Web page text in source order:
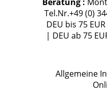
Tel.Nr.+49 (0)
DEU bis 75
| DEU ab 75
Allgemeine